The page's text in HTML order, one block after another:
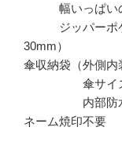
幅いっぱいの
ジッパーポケ
30mm）
傘収納袋（外側内
傘サイズ径
内部防水生
ネーム焼印不要